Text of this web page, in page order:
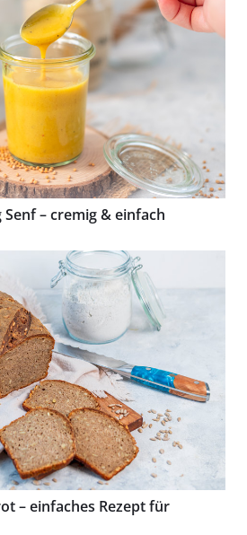
– cremig & einfach
– einfaches Rezept für